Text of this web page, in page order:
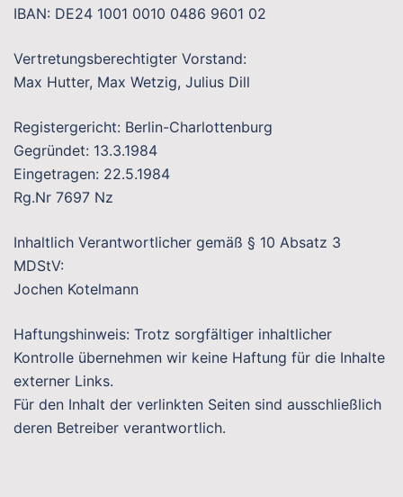
IBAN: DE24 1001 0010 0486 9601 02
Vertretungsberechtigter Vorstand:
Max Hutter, Max Wetzig, Julius Dill
Registergericht: Berlin-Charlottenburg
Gegründet: 13.3.1984
Eingetragen: 22.5.1984
Rg.Nr 7697 Nz
Inhaltlich Verantwortlicher gemäß § 10 Absatz 3
MDStV:
Jochen Kotelmann
Haftungshinweis: Trotz sorgfältiger inhaltlicher
Kontrolle übernehmen wir keine Haftung für die Inhalte
externer Links.
Für den Inhalt der verlinkten Seiten sind ausschließlich
deren Betreiber verantwortlich.